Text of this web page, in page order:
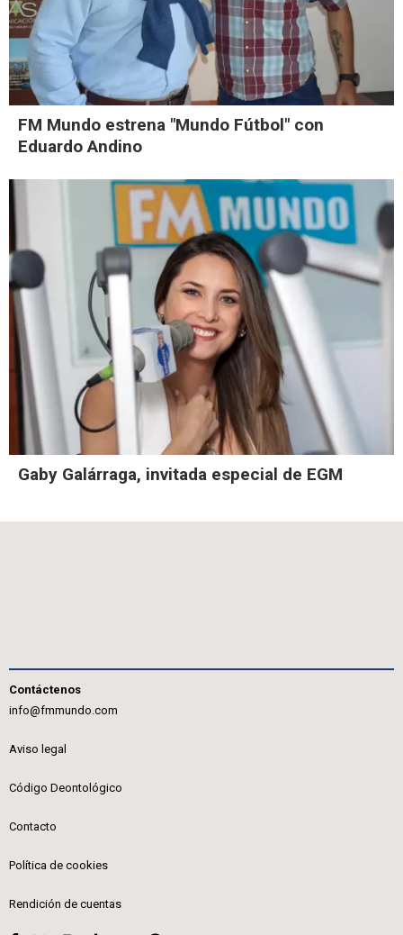
FM Mundo estrena "Mundo Fútbol" con
Eduardo Andino
Gaby Galárraga, invitada especial de EGM
Contáctenos
info@fmmundo.com
Aviso legal
Código Deontológico
Contacto
Política de cookies
Rendición de cuentas